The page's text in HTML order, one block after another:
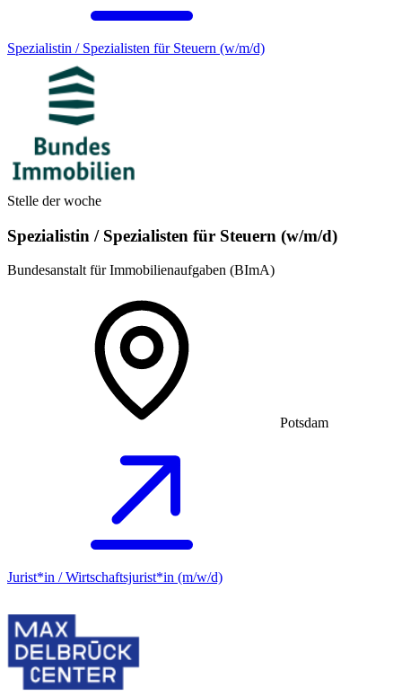
Spezialistin / Spezialisten für Steuern (w/m/d)
Stelle der woche
Spezialistin / Spezialisten für Steuern (w/m/d)
Bundesanstalt für Immobilienaufgaben (BImA)
Potsdam
Jurist*in / Wirtschafts­jurist*in (m/w/d)